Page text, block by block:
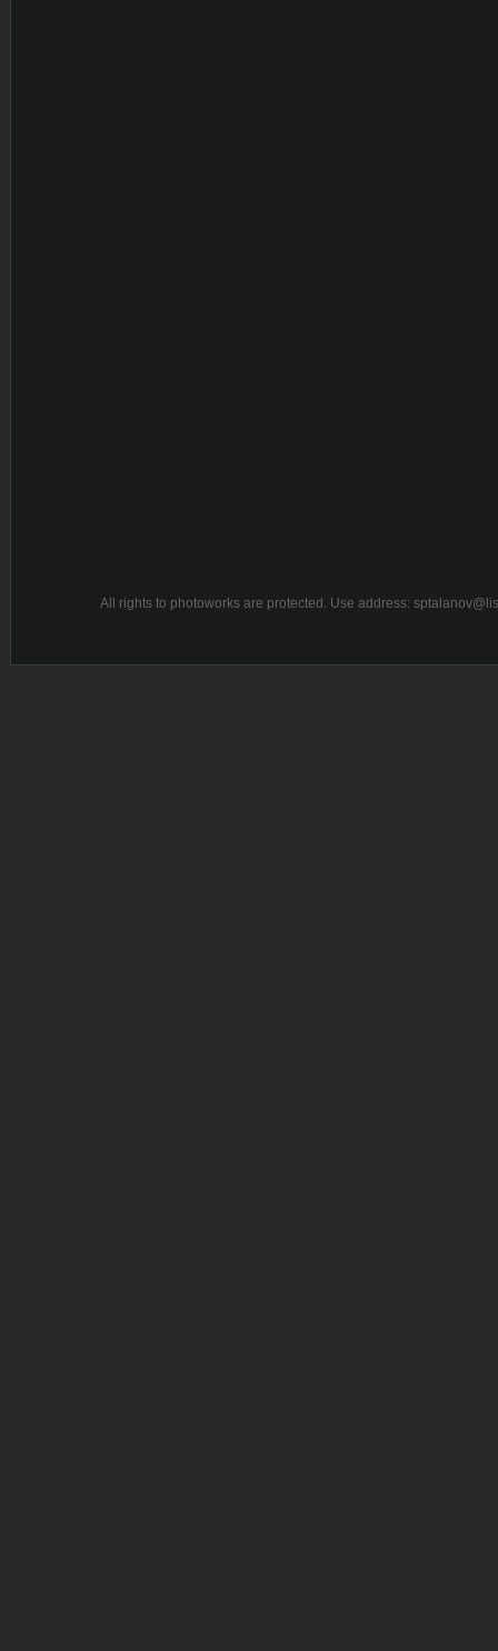
All rights to photoworks are protected. Use address: